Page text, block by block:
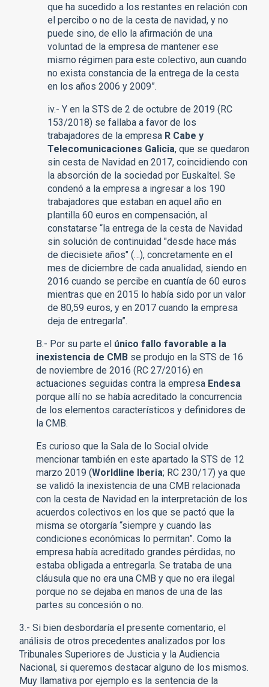
que ha sucedido a los restantes en relación con
el percibo o no de la cesta de navidad, y no
puede sino, de ello la afirmación de una
voluntad de la empresa de mantener ese
mismo régimen para este colectivo, aun cuando
no exista constancia de la entrega de la cesta
en los años 2006 y 2009”.
iv.- Y en la STS de 2 de octubre de 2019 (RC
153/2018) se fallaba a favor de los
trabajadores de la empresa R Cabe y
Telecomunicaciones Galicia, que se quedaron
sin cesta de Navidad en 2017, coincidiendo con
la absorción de la sociedad por Euskaltel. Se
condenó a la empresa a ingresar a los 190
trabajadores que estaban en aquel año en
plantilla 60 euros en compensación, al
constatarse “la entrega de la cesta de Navidad
sin solución de continuidad "desde hace más
de diecisiete años" (…), concretamente en el
mes de diciembre de cada anualidad, siendo en
2016 cuando se percibe en cuantía de 60 euros
mientras que en 2015 lo había sido por un valor
de 80,59 euros, y en 2017 cuando la empresa
deja de entregarla”.
B.- Por su parte el único fallo favorable a la
inexistencia de CMB se produjo en la STS de 16
de noviembre de 2016 (RC 27/2016) en
actuaciones seguidas contra la empresa Endesa
porque allí no se había acreditado la concurrencia
de los elementos característicos y definidores de
la CMB.
Es curioso que la Sala de lo Social olvide
mencionar también en este apartado la STS de 12
marzo 2019 (Worldline Iberia; RC 230/17) ya que
se validó la inexistencia de una CMB relacionada
con la cesta de Navidad en la interpretación de los
acuerdos colectivos en los que se pactó que la
misma se otorgaría “siempre y cuando las
condiciones económicas lo permitan”. Como la
empresa había acreditado grandes pérdidas, no
estaba obligada a entregarla. Se trataba de una
cláusula que no era una CMB y que no era ilegal
porque no se dejaba en manos de una de las
partes su concesión o no.
3.- Si bien desbordaría el presente comentario, el
análisis de otros precedentes analizados por los
Tribunales Superiores de Justicia y la Audiencia
Nacional, si queremos destacar alguno de los mismos.
Muy llamativa por ejemplo es la sentencia de la